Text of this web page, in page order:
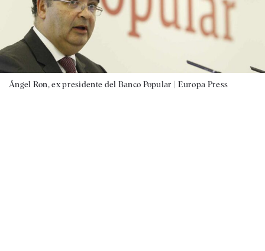
Ángel Ron, ex presidente del Banco Popular | Europa Press